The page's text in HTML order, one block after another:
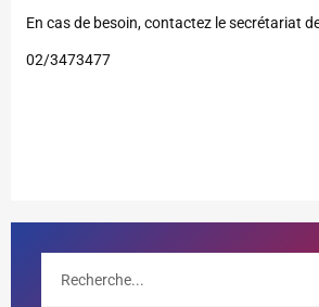
En cas de besoin, contactez le secrétariat de
02/3473477